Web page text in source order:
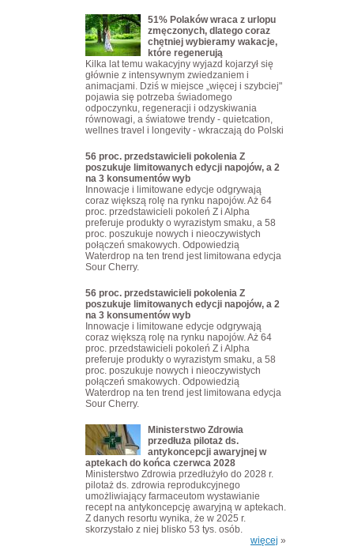
51% Polaków wraca z urlopu
zmęczonych, dlatego coraz
chętniej wybieramy wakacje,
które regenerują
Kilka lat temu wakacyjny wyjazd kojarzył się
głównie z intensywnym zwiedzaniem i
animacjami. Dziś w miejsce „więcej i szybciej"
pojawia się potrzeba świadomego
odpoczynku, regeneracji i odzyskiwania
równowagi, a światowe trendy - quietcation,
wellnes travel i longevity - wkraczają do Polski
56 proc. przedstawicieli pokolenia Z
poszukuje limitowanych edycji napojów, a 2
na 3 konsumentów wyb
Innowacje i limitowane edycje odgrywają
coraz większą rolę na rynku napojów. Aż 64
proc. przedstawicieli pokoleń Z i Alpha
preferuje produkty o wyrazistym smaku, a 58
proc. poszukuje nowych i nieoczywistych
połączeń smakowych. Odpowiedzią
Waterdrop na ten trend jest limitowana edycja
Sour Cherry.
56 proc. przedstawicieli pokolenia Z
poszukuje limitowanych edycji napojów, a 2
na 3 konsumentów wyb
Innowacje i limitowane edycje odgrywają
coraz większą rolę na rynku napojów. Aż 64
proc. przedstawicieli pokoleń Z i Alpha
preferuje produkty o wyrazistym smaku, a 58
proc. poszukuje nowych i nieoczywistych
połączeń smakowych. Odpowiedzią
Waterdrop na ten trend jest limitowana edycja
Sour Cherry.
Ministerstwo Zdrowia
przedłuża pilotaż ds.
antykoncepcji awaryjnej w
aptekach do końca czerwca 2028
Ministerstwo Zdrowia przedłużyło do 2028 r.
pilotaż ds. zdrowia reprodukcyjnego
umożliwiający farmaceutom wystawianie
recept na antykoncepcję awaryjną w aptekach.
Z danych resortu wynika, że w 2025 r.
skorzystało z niej blisko 53 tys. osób.
więcej »